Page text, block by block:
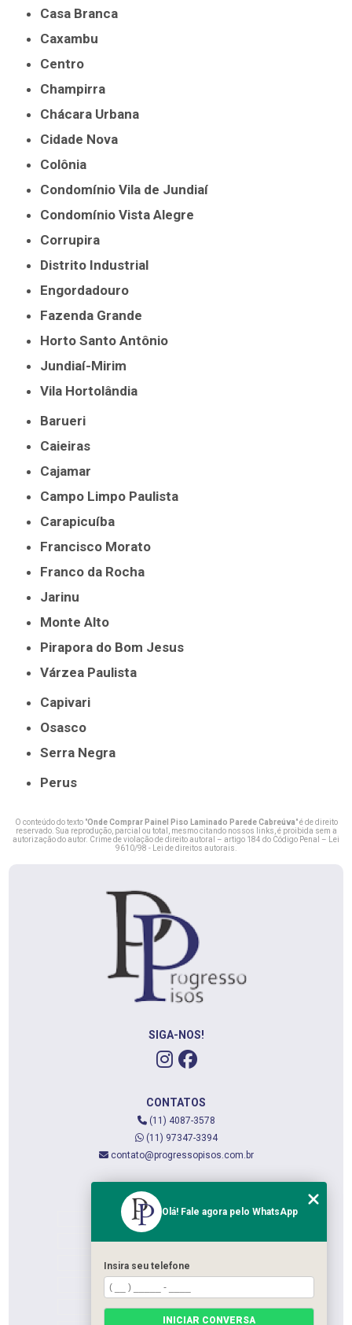
Casa Branca
Caxambu
Centro
Champirra
Chácara Urbana
Cidade Nova
Colônia
Condomínio Vila de Jundiaí
Condomínio Vista Alegre
Corrupira
Distrito Industrial
Engordadouro
Fazenda Grande
Horto Santo Antônio
Jundiaí-Mirim
Vila Hortolândia
Barueri
Caieiras
Cajamar
Campo Limpo Paulista
Carapicuíba
Francisco Morato
Franco da Rocha
Jarinu
Monte Alto
Pirapora do Bom Jesus
Várzea Paulista
Capivari
Osasco
Serra Negra
Perus
O conteúdo do texto "Onde Comprar Painel Piso Laminado Parede Cabreúva" é de direito
reservado. Sua reprodução, parcial ou total, mesmo citando nossos links, é proibida sem a
autorização do autor. Crime de violação de direito autoral – artigo 184 do Código Penal –
Lei
9610/98 - Lei de direitos autorais
SIGA-NOS!
CONTATOS
(11) 4087-3578
(11) 97347-3394
contato@progressopisos.com.br
QUEM SOMOS
SERVIÇOS
CATEGORIAS
Olá! Fale agora pelo WhatsApp
Insira seu telefone
INICIAR CONVERSA